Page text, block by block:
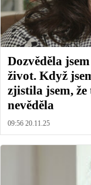
Dozvěděla
život. Když
zjistila jsem,
nevěděla
09:56 20.11.25